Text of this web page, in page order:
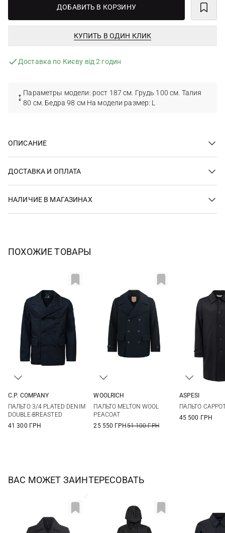
ДОБАВИТЬ В КОРЗИНУ
КУПИТЬ В ОДИН КЛИК
Доставка по Києву від 2 годин
Параметры модели: рост 187 см. Грудь 100 см. Талия
80 см. Бедра 98 см На модели размер: L
ОПИСАНИЕ
ДОСТАВКА И ОПЛАТА
НАЛИЧИЕ В МАГАЗИНАХ
ПОХОЖИЕ ТОВАРЫ
C.P. COMPANY
ПАЛЬТО 3/4 PLATED DENIM
DOUBLE-BREASTED
41 300 ГРН
XXL
WOOLRICH
ПАЛЬТО MELTON WOOL
PEACOAT
25 550 ГРН51 100 ГРН
ASPESI
ПАЛЬТО
45 500 ГРН
ВАС МОЖЕТ ЗАИНТЕРЕСОВАТЬ